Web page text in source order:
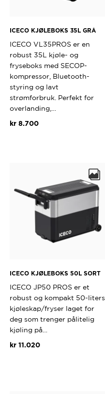
ICECO KJØLEBOKS 35L GRÅ
ICECO VL35PROS er en
robust 35L kjøle- og
fryseboks med SECOP-
kompressor, Bluetooth-
styring og lavt
strømforbruk. Perfekt for
overlanding,…
kr8.700
ICECO KJØLEBOKS 50L SORT
ICECO JP50 PROS er et
robust og kompakt 50-liters
kjøleskap/fryser laget for
deg som trenger pålitelig
kjøling på…
kr11.020